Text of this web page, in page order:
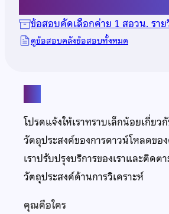
ข้อสอบคัดเลือกค่าย 1 สอวน. ราย
ดูข้อสอบคลังข้อสอบทั้งหมด
โปรดแจ้งให้เราทราบเล็กน้อยเกี่ย
วัตถุประสงค์ของการดาวน์โหลดขอ
เราปรับปรุงบริการของเราและติดต
วัตถุประสงค์ด้านการวิเคราะห์
คุณคือใคร